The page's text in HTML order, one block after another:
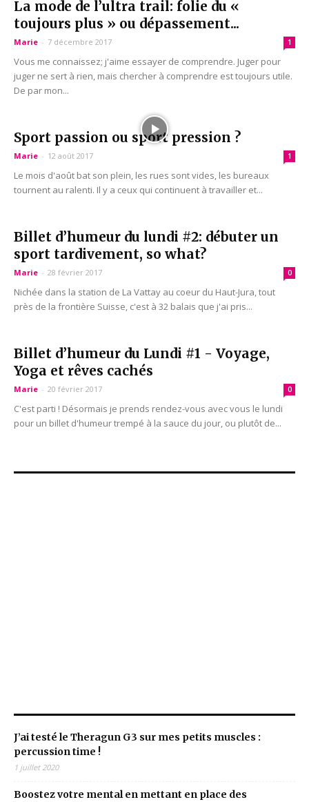
La mode de l’ultra trail: folie du «
toujours plus » ou dépassement...
Marie - 7 décembre 2017 1
Vous me connaissez; j'aime essayer de comprendre. Juger pour
juger ne sert à rien, mais chercher à comprendre est toujours utile.
De par mon...
Sport passion ou sport pression ?
Marie - 12 août 2017 1
Le mois d'août bat son plein, les rues sont vides, les bureaux
tournent au ralenti. Il y a ceux qui continuent à travailler et...
Billet d’humeur du lundi #2: débuter un
sport tardivement, so what?
Marie - 28 février 2017 0
‍Nichée dans la station de La Vattay au coeur du Haut-Jura, tout
près de la frontière Suisse, c'est à 32 balais que j'ai pris...
Billet d’humeur du Lundi #1 - Voyage,
Yoga et rêves cachés
Marie - 20 février 2017 0
C'est parti ! Désormais je prends rendez-vous avec vous le lundi
pour un billet d'humeur trempé à la sauce du jour, ou plutôt de...
J’ai testé le Theragun G3 sur mes petits muscles :
percussion time !
1 juillet 2020
Boostez votre mental en mettant en place des